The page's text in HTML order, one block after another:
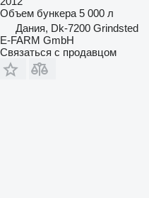
Объем бункера 5 000 л
Дания, Dk-7200 Grindsted
E-FARM GmbH
Связаться с продавцом